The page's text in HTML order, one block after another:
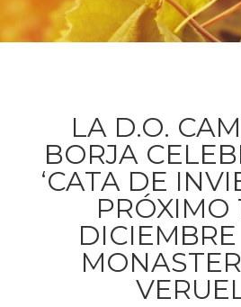
LA D.O.
BORJA
‘CATA DE
PRÓXIMO